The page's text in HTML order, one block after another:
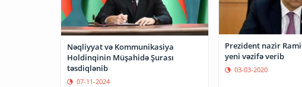
Nəqliyyat və Kommunikasiya
Holdinqinin Müşahidə Şurası
təsdiqlənib
07-11-2024
Prezident nazir
yeni vəzifə verib
03-03-2020